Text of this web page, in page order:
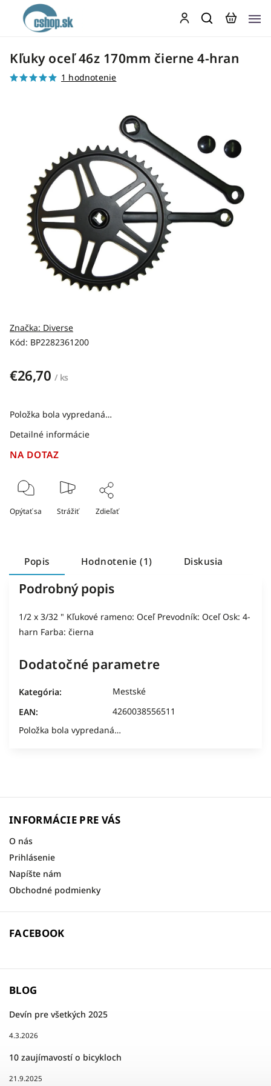
Kľuky oceľ 46z 170mm čierne 4-hran
1 hodnotenie
Kód: BP2282361200
Značka: Diverse
€26,70 / ks
NA DOTAZ
Položka bola vypredaná…
Detailné informácie
Opýtať sa Strážiť Zdieľať
Popis Hodnotenie (1) Diskusia
Podrobný popis
1/2 x 3/32 " Kľukové rameno: Oceľ Prevodník: Oceľ Osk: 4-
harn Farba: čierna
Dodatočné parametre
Kategória:
Mestské
EAN:
4260038556511
Položka bola vypredaná…
INFORMÁCIE PRE VÁS
O nás
Prihlásenie
Napíšte nám
Obchodné podmienky
FACEBOOK
BLOG
Devín pre všetkých 2025
4.3.2026
10 zaujímavostí o bicykloch
21.9.2025